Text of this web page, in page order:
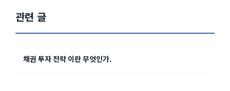
관련 글
채권 투자 전략 이란 무엇인가.